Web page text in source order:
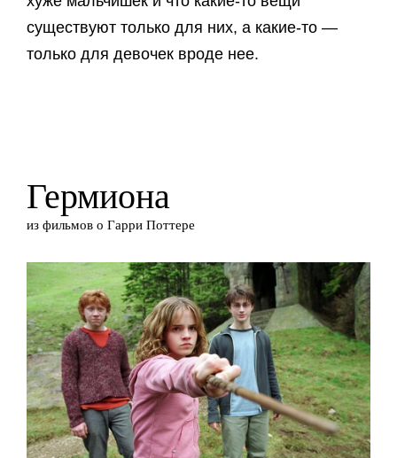
существуют только для них, а какие-то —
только для девочек вроде нее.
Гермиона
из фильмов о Гарри Поттере